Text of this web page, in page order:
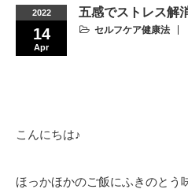
2022
14
Apr
五感でストレス解
セルフケア健康法
こんにちは♪
ほっかほかのご飯にふきのとう